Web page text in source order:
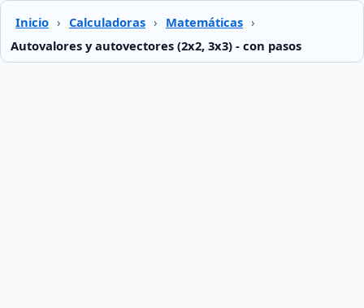
Inicio › Calculadoras › Matemáticas ›
Autovalores y autovectores (2x2, 3x3) - con pasos